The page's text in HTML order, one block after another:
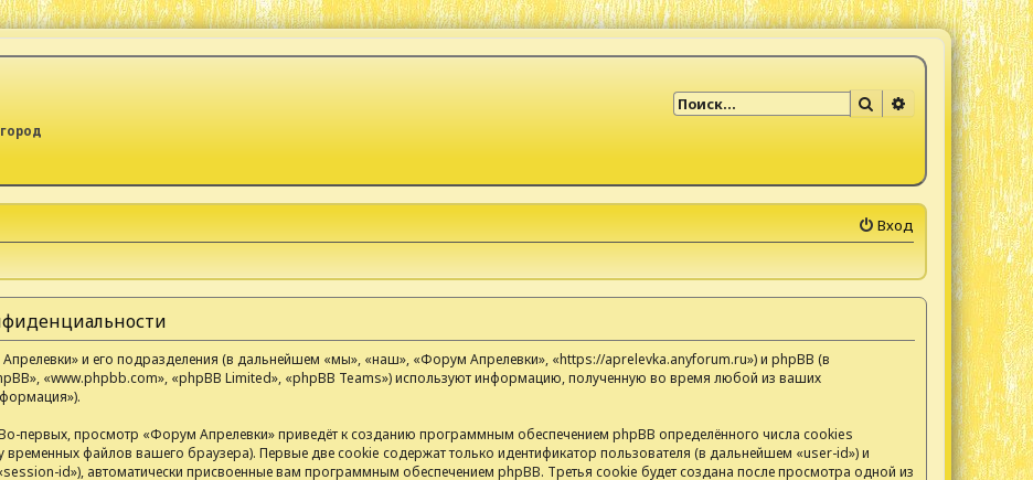
Поиск Расширенный
Вход
и его подразделения (в дальнейшем «мы», «наш», «Форум Апрелевки», «https://aprelevka.anyforum.ru») и phpBB (в
«www.phpbb.com», «phpBB Limited», «phpBB Teams») используют информацию, полученную во время любой из ваших
первых, просмотр «Форум Апрелевки» приведёт к созданию программным обеспечением phpBB определённого числа cookies
файлов вашего браузера). Первые две cookie содержат только идентификатор пользователя (в дальнейшем «user-id») и
id»), автоматически присвоенные вам программным обеспечением phpBB. Третья cookie будет создана после просмотра одной из